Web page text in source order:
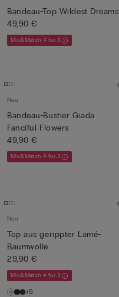
Bandeau-Top Wildest Dreams
49,90 €
Mix&Match 4 für 3
Neu
Bandeau-Bustier Giada
Fanciful Flowers
49,90 €
Mix&Match 4 für 3
Neu
Top aus gerippter Lamé-
Baumwolle
29,90 €
Mix&Match 4 für 3
+9